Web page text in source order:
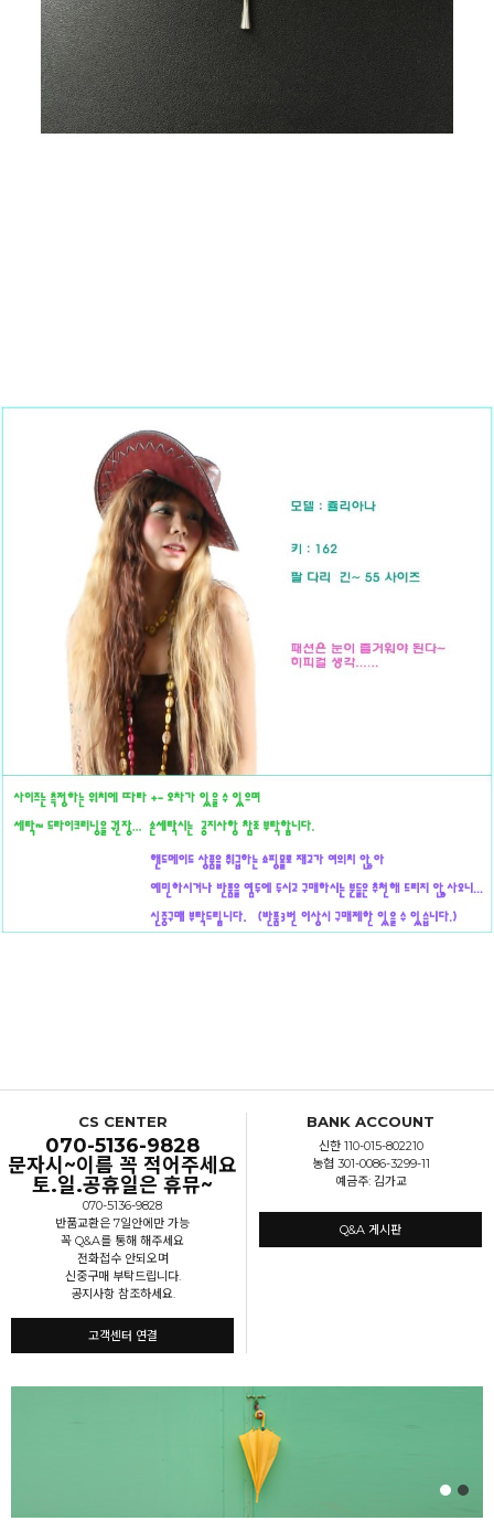
CS CENTER
070-5136-9828
문자시~이름 꼭 적어주세요
토.일.공휴일은 휴뮤~
070-5136-9828
반품교환은 7일안에만 가능
꼭 Q&A를 통해 해주세요
전화접수 안되오며
신중구매 부탁드립니다.
공지사항 참조하세요.
고객센터 연결
BANK ACCOUNT
신한 110-015-802210
농협 301-0086-3299-11
예금주: 김가교
Q&A 게시판